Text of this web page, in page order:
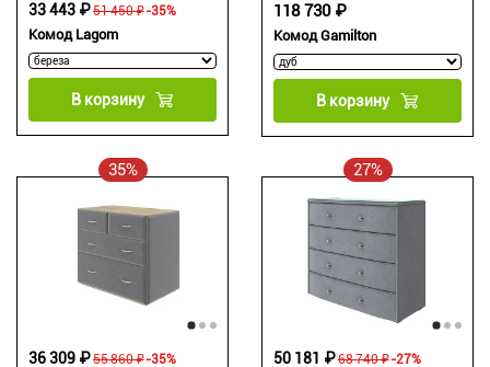
Комод Lagom
51 450 ₽
33 443 ₽ -35%
В корзину
Комод Gamilton
118 730 ₽
В корзину
35%
55 860 ₽
36 309 ₽ -35%
27%
68 740 ₽
50 181 ₽ -27%